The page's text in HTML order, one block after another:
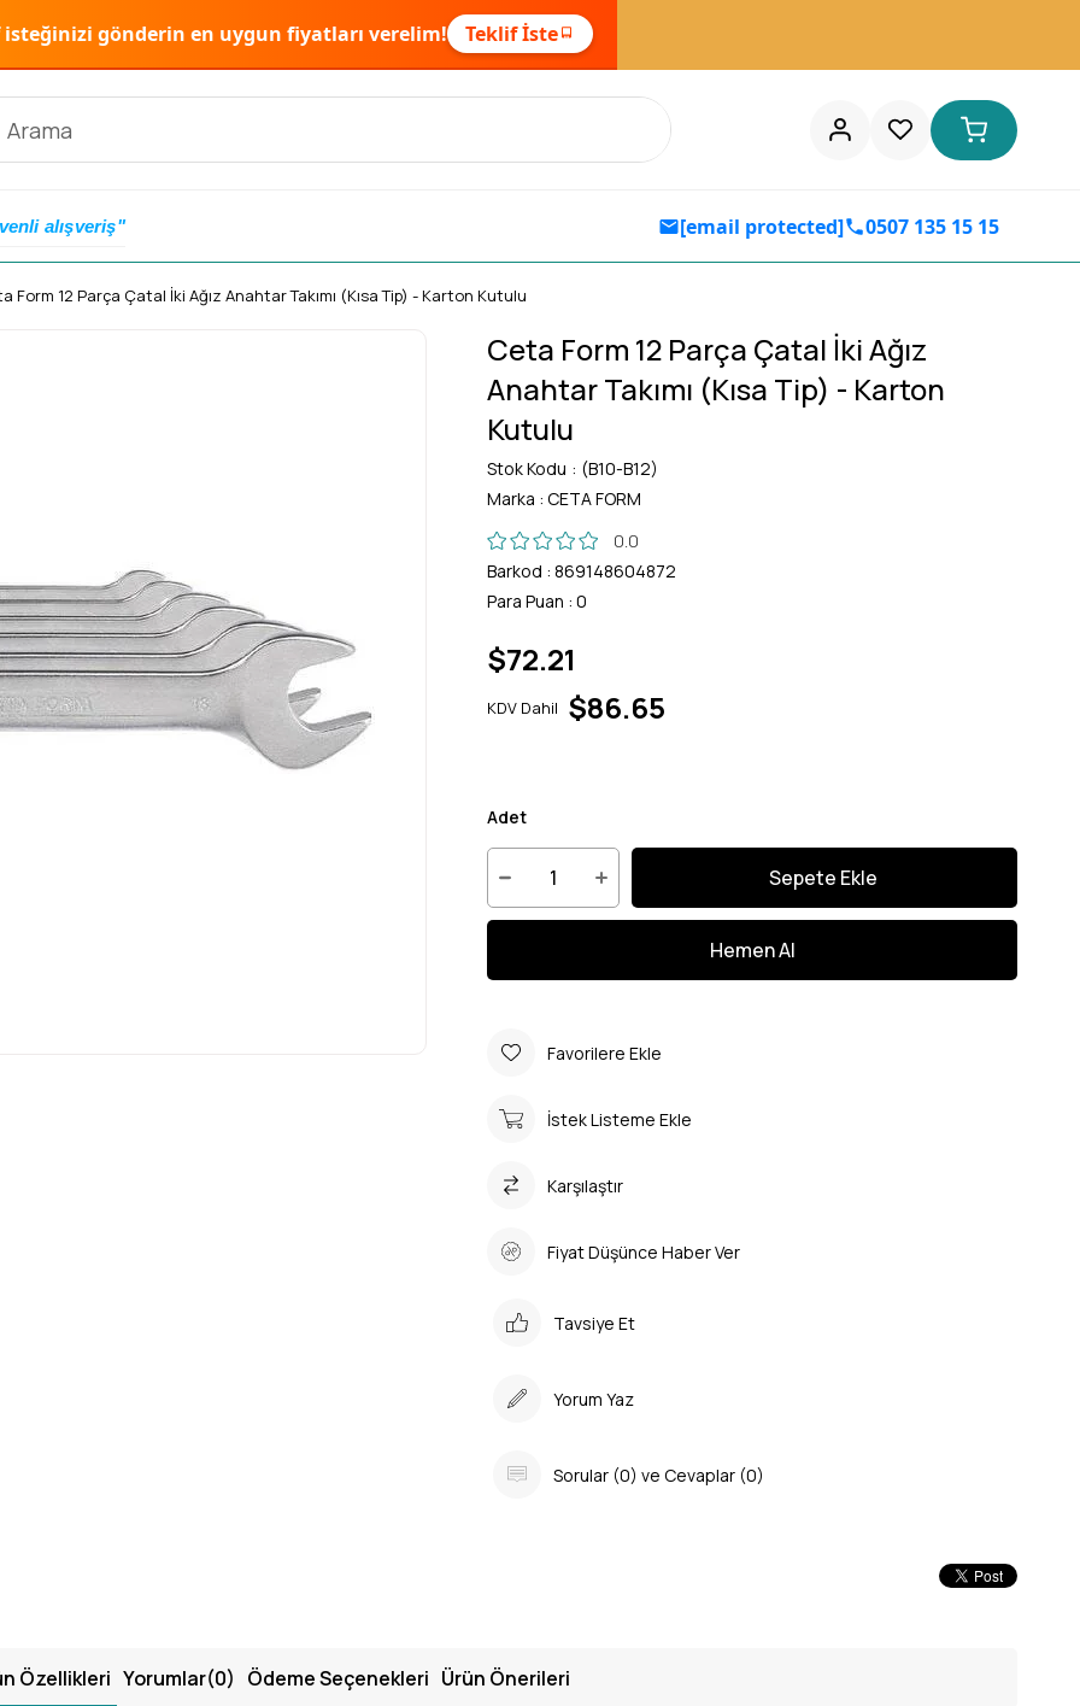
isteğinizi gönderin en uygun fiyatları verelim! Teklif İste
alışveriş" [email protected] 0507 135 15 15
Form 12 Parça Çatal İki Ağız Anahtar Takımı (Kısa Tip) - Karton Kutulu
Ceta Form 12 Parça Çatal İki Ağız
Anahtar Takımı (Kısa Tip) - Karton
Kutulu
Stok Kodu
(B10-B12)
Marka : CETA FORM
0.0
Barkod : 869148604872
Para Puan : 0
$72.21
KDV Dahil $86.65
Adet
Favorilere Ekle
İstek Listeme Ekle
Karşılaştır
Fiyat Düşünce Haber Ver
Tavsiye Et
Yorum Yaz
Sorular (0) ve Cevaplar (0)
Özellikleri Yorumlar(0) Ödeme Seçenekleri Ürün Önerileri